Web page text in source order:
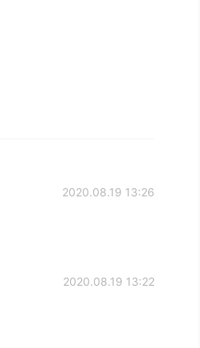
2020.08.19 13:26
2020.08.19 13:22